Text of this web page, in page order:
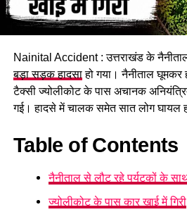
Nainital Accident : उत्तराखंड के
बड़ा सड़क हादसाहो गया। नैनीताल घूमकर
टैक्सी ज्योलीकोट के पास अचानक
गई। हादसे में चालक समेत सात लोग घायल
Table of Contents
नैनीताल से लौट रहे पर्यटकों के
ज्योलीकोट के पास कार खाई में गिरी